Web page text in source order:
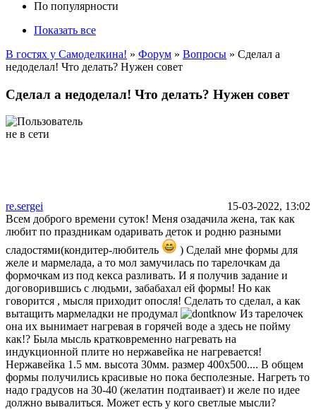
По популярности
Показать все
В гостях у Самоделкина! » Форум » Вопросы » Сделал а
недоделал! Что делать? Нужен совет
Сделал а недоделал! Что делать? Нужен совет
re.sergei
15-03-2022, 13:02
Всем доброго времени суток! Меня озадачила жена, так как
любит по праздникам одаривать деток и родню разными
сладостями(кондитер-любитель
) Сделай мне формы для
желе и мармелада, а то мол замучилась по тарелочкам да
формочкам из под кекса разливать. И я получив задание и
договорившись с людьми, забабахал ей формы! Но как
говорится , мысля приходит опосля! Сделать то сделал, а как
вытащить мармеладки не продумал
Из тарелочек
она их вынимает нагревая в горячей воде а здесь не пойму
как!? Была мысль кратковременно нагревать на
индукционной плите но нержавейка не нагревается!
Нержавейка 1.5 мм. высота 30мм. размер 400х500.... В общем
формы получились красивые но пока бесполезные. Нагреть то
надо градусов на 30-40 (желатин подтаивает) и желе по идее
должно вывалиться. Может есть у кого светлые мысли?